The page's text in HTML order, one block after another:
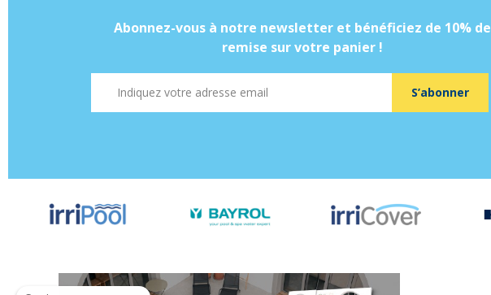
Abonnez-vous à notre newsletter et bénéficiez de 10% de
remise sur votre panier !
S’abonner